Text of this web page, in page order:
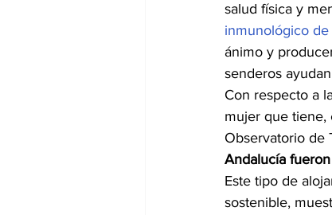
salud física y
inmunológico de
ánimo y
senderos
Con respecto a
mujer que tiene,
Observatorio de
Andalucía
Este tipo de
sostenible,